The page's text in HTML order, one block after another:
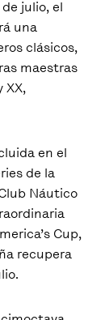
julio, el
una
clásicos,
maestras
XX,
en el
de la
Náutico
Cup,
recupera